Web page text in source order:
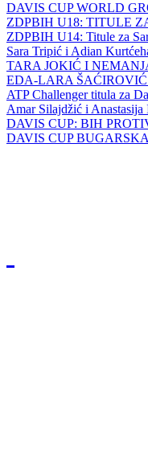
DAVIS CUP WORLD
ZDPBIH U18: TITULE
ZDPBIH U14: Titule za
Sara Tripić i Adian
TARA JOKIĆ I
EDA-LARA
ATP Challenger titula za
Amar Silajdžić i
DAVIS CUP: BIH
DAVIS CUP